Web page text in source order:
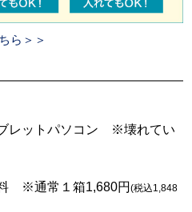
ら＞＞
レットパソコン ※壊れてい
※通常１箱1,680円(税込1,848